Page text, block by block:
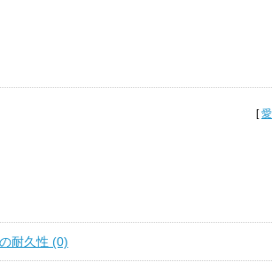
[
耐久性 (0)